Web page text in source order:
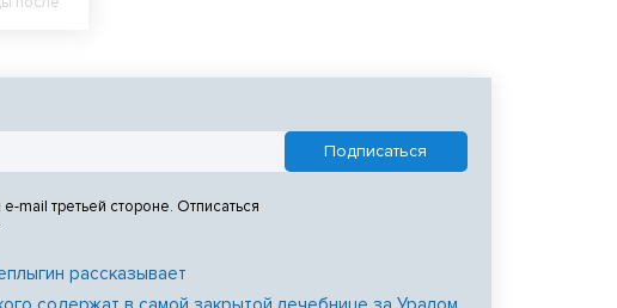
mail третьей стороне. Отписаться
рассказывает